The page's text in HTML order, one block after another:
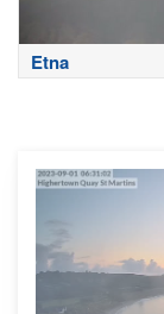
Etna